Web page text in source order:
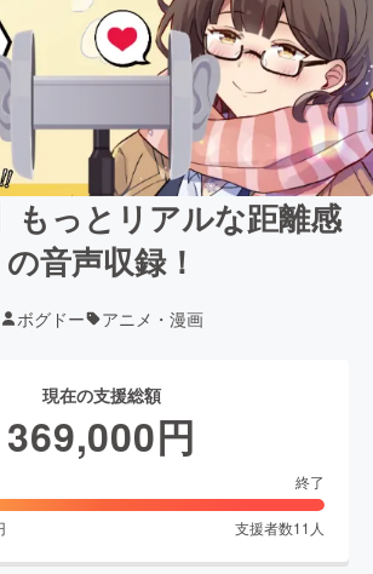
もっとリアルな距離感
の音声収録！
ボグドー アニメ・漫画
現在の支援総額
369,000円
終了
支援者数11 人